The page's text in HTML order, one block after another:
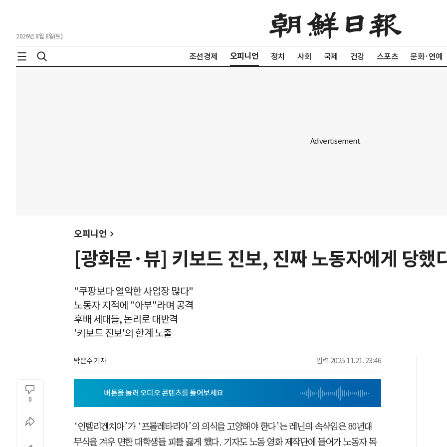
2026년 8월 8일(토)
조선경제 오피니언 정치 사회 국제 건강 스포츠 문화·연예
오피니언
[광화문·뷰] 키보드 진보, 진짜 노동자에게 당했
"쿠팡보다 열악한 사업장 많다"
노동자 지적에 "아부"라며 공격
후배 세대들, 논리로 대반격
'키보드 진보'의 한계 노출
박은주 기자 입력 2025.11.21. 23:46
0
‘인텔리겐치아’가 ‘프롤레타리아’의 의식을 고양해야 한다’는 레닌의 속삭임은 80년대
무식을 겨우 면한 대학생들 피를 끓게 했다. 기자도 노동 영화 제작단에 들어가 노동자 목